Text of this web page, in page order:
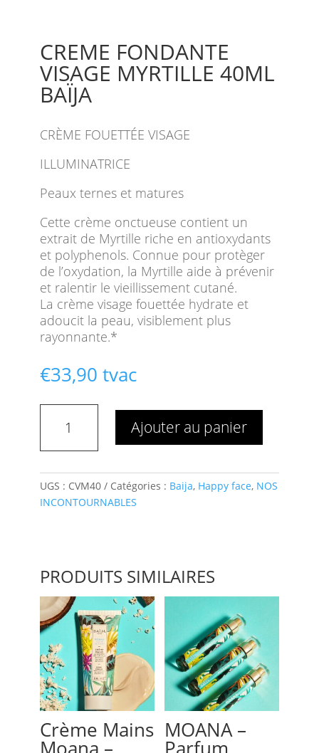
CREME FONDANTE
VISAGE MYRTILLE 40ML
BAÏJA
CRÈME FOUETTÉE VISAGE
ILLUMINATRICE
Peaux ternes et matures
Cette crème onctueuse contient un
extrait de Myrtille riche en antioxydants
et polyphenols. Connue pour protèger
de l’oxydation, la Myrtille aide à prévenir
et ralentir le vieillissement cutané.
La crème visage fouettée hydrate et
adoucit la peau, visiblement plus
rayonnante.*
€33,90 tvac
VISAGE
MYRTILLE
40ML
Ajouter au panier
UGS : CVM40 Catégories : Baija, Happy face, NOS
INCONTOURNABLES
PRODUITS SIMILAIRES
Crème Mains
Moana –
MOANA –
Parfum